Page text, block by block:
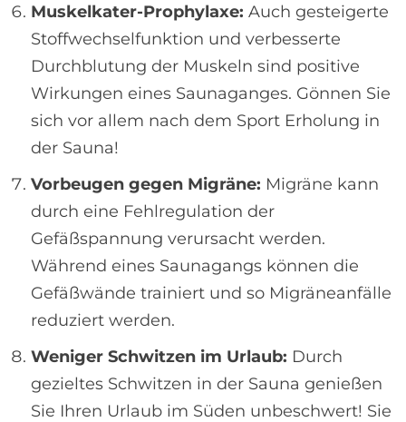
Muskelkater-Prophylaxe: Auch gesteigerte
Stoffwechselfunktion und verbesserte
Durchblutung der Muskeln sind positive
Wirkungen eines Saunaganges. Gönnen Sie
sich vor allem nach dem Sport Erholung in
der Sauna!
Vorbeugen gegen Migräne: Migräne kann
durch eine Fehlregulation der
Gefäßspannung verursacht werden.
Während eines Saunagangs können die
Gefäßwände trainiert und so Migräneanfälle
reduziert werden.
Weniger Schwitzen im Urlaub: Durch
gezieltes Schwitzen in der Sauna genießen
Sie Ihren Urlaub im Süden unbeschwert! Sie